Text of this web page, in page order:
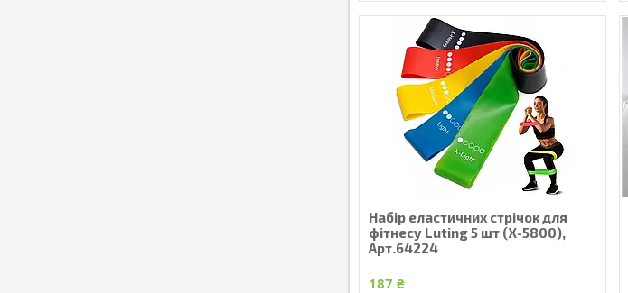
Набір еластичних стрічок для
фітнесу Luting 5 шт (X-5800),
Арт.64224
187 ₴